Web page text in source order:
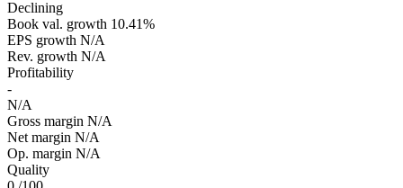
Declining
Book val. growth 10.41%
EPS growth N/A
Rev. growth N/A
Profitability
-
N/A
Gross margin N/A
Net margin N/A
Op. margin N/A
Quality